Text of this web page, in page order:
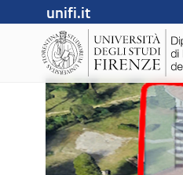
unifi.it